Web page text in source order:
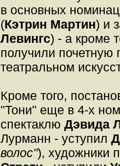
в основных
(Кэтрин Мартин) и
Левингс) - а кроме
получили почетную
театральном
Кроме того,
"Тони" еще в 4-х
спектаклю Дэвида
Лурманн - уступил
волос"), художники